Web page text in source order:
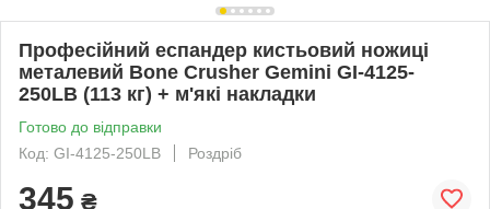
Професійний еспандер кистьовий ножиці
металевий Bone Crusher Gemini GI-4125-
250LB (113 кг) + м'які накладки
Готово до відправки
Код: GI-4125-250LB
Роздріб
345 ₴